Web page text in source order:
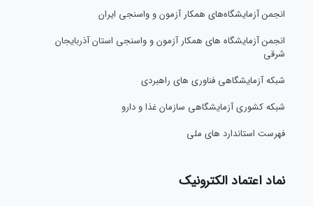
انجمن آزمایشگاه‌های همکار آزمون و واسنجی ایران
انجمن آزمایشگاه های همکار آزمون و واسنجی استان آذربایجان
شرقی
شبکه آزمایشگاهی فناوری های راهبردی
شبکه کشوری آزمایشگاهی سازمان غذا و دارو
فهرست استاندارد های ملی
نماد اعتماد الکترونیک